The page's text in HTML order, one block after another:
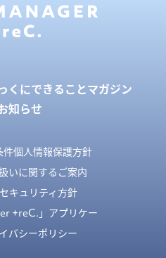
くにできることマガジン
知らせ
件個人情報保護方針
いに関するご案内
キュリティ方針
+reC.」アプリケー
バシーポリシー